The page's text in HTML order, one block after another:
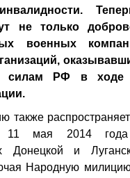
не только
военных
силам РФ в ходе
также
11 мая 2014 года
Донецкой и
Народную